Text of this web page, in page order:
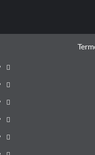
Prima
pagină
Știri
de
ultima
Administrație
locală
Actualitate
Justiție
Cultura